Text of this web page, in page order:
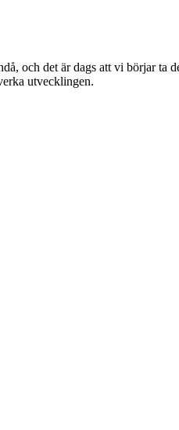
och det är dags att vi börjar ta
utvecklingen.